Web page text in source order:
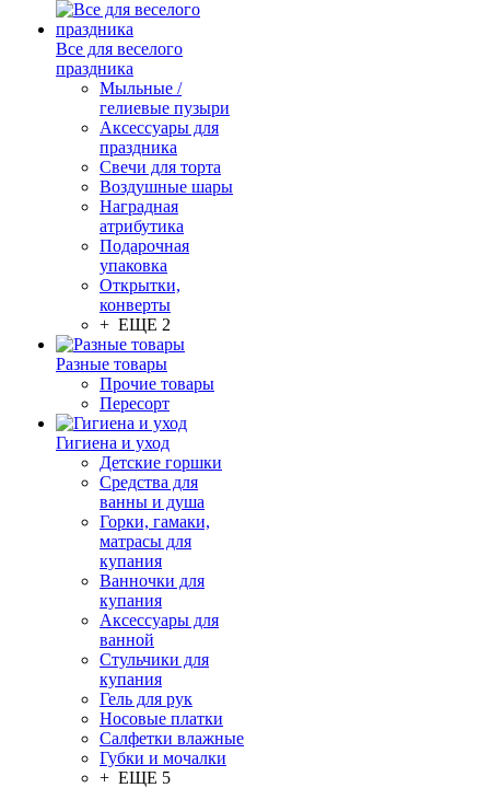
Все для веселого
праздника
Мыльные /
гелиевые пузыри
Аксессуары для
праздника
Свечи для торта
Воздушные шары
Наградная
атрибутика
Подарочная
упаковка
Открытки,
конверты
+ ЕЩЕ 2
Разные товары
Прочие товары
Пересорт
Гигиена и уход
Детские горшки
Средства для
ванны и душа
Горки, гамаки,
матрасы для
купания
Ванночки для
купания
Аксессуары для
ванной
Стульчики для
купания
Гель для рук
Носовые платки
Салфетки влажные
Губки и мочалки
+ ЕЩЕ 5